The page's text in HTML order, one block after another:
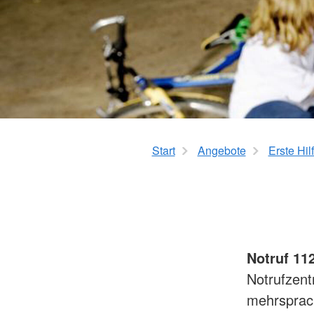
Start Angebote Erste
Notruf